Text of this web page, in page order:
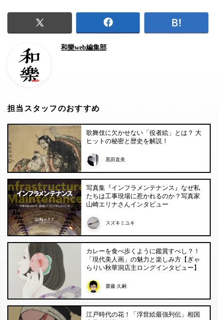
和樂web編集部
担当スタッフのおすすめ
歌舞伎に欠かせない「役者絵」とは？ 大
ヒットの秘密と歴史を解説！
黒田直美
写真集『インフラメンテナンス』なぜ私
たちは工事現場に惹かれるのか？写真家
山崎エリナさんインタビュー
スズキミユキ
カレーを食べ歩くように鑑賞すべし？！
「現代美人画」の魅力と楽しみ方【ぎゃ
らりい秋華洞店主ロングインタビュー】
齋藤 久嗣
江戸時代の花！「浮世絵最強列伝」相国